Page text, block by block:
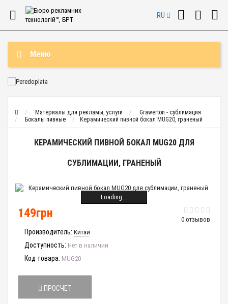
RU
Меню
Материалы для рекламы, услуги
Grawerton - сублимация
Бокалы пивные
Керамический пивной бокал MUG20, граненый
КЕРАМИЧЕСКИЙ ПИВНОЙ БОКАЛ MUG20 ДЛЯ
СУБЛИМАЦИИ, ГРАНЕНЫЙ
Loading...
0 отзывов
149грн
Производитель: Китай
Доступность: Нет в наличии
Код товара: MUG20
ПРОСЧЕТ